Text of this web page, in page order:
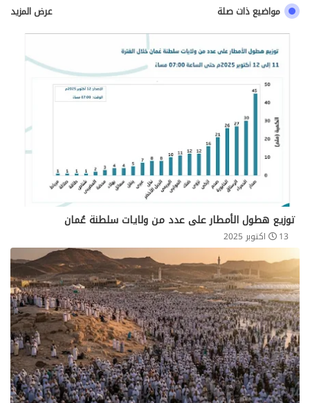
مواضيع ذات صلة عرض المزيد
توزيع هطول الأمطار على عدد من ولايات سلطنة عُمان
13 اكتوبر 2025